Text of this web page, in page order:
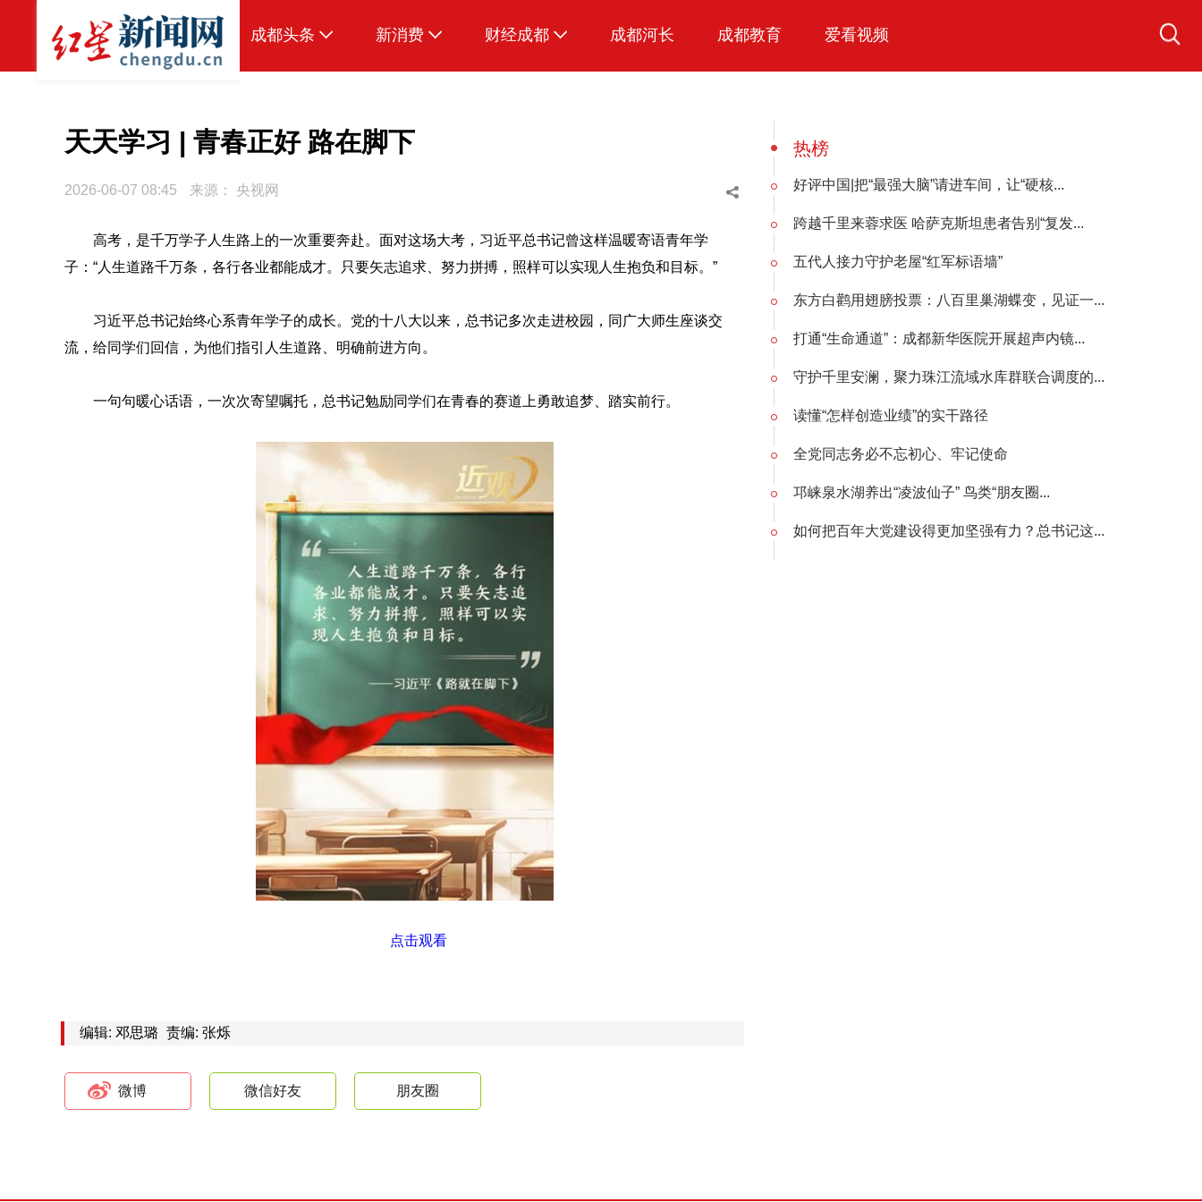
成都头条
本地
热点专题
公示
新消费 财经成都 成都河长 成都教育 爱看视频
天天学习 | 青春正好 路在脚下
2026-06-07 08:45 来源： 央视网
高考，是千万学子人生路上的一次重要奔赴。面对这场大考，习近平总书记曾这样温暖寄语青年学
子：“人生道路千万条，各行各业都能成才。只要矢志追求、努力拼搏，照样可以实现人生抱负和目标。”
习近平总书记始终心系青年学子的成长。党的十八大以来，总书记多次走进校园，同广大师生座谈交
流，给同学们回信，为他们指引人生道路、明确前进方向。
一句句暖心话语，一次次寄望嘱托，总书记勉励同学们在青春的赛道上勇敢追梦、踏实前行。
点击观看
编辑: 邓思璐 责编: 张烁
微博 微信好友 朋友圈
热榜
好评中国|把“最强大脑”请进车间，让“硬核...
跨越千里来蓉求医 哈萨克斯坦患者告别“复发...
五代人接力守护老屋“红军标语墙”
东方白鹳用翅膀投票：八百里巢湖蝶变，见证一...
打通“生命通道”：成都新华医院开展超声内镜...
守护千里安澜，聚力珠江流域水库群联合调度的...
读懂“怎样创造业绩”的实干路径
全党同志务必不忘初心、牢记使命
邛崃泉水湖养出“凌波仙子” 鸟类“朋友圈...
如何把百年大党建设得更加坚强有力？总书记这...